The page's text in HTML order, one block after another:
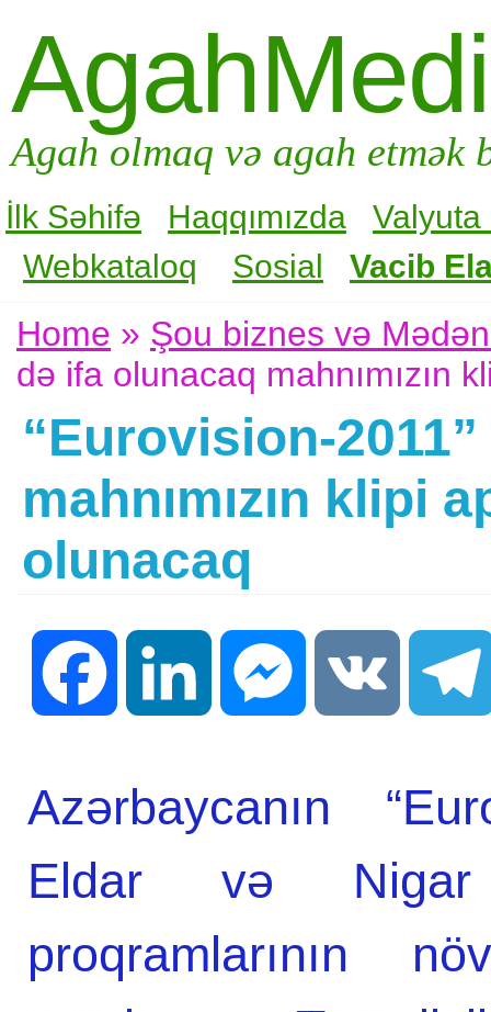
Agah olmaq və agah
İlk Səhifə Haqqımızda
Valyuta
Webkataloq
Sosial Vacib
Home » Şou biznes və
də ifa olunacaq mahnımızın
“Eurovision-
mahnımızın klipi
olunacaq
Facebook LinkedIn Messenger VK
Azərbaycanın
Eldar və Nigar
proqramlarının